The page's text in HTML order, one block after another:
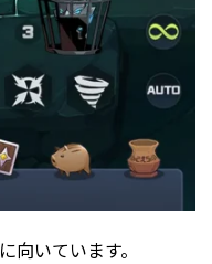
向いています。